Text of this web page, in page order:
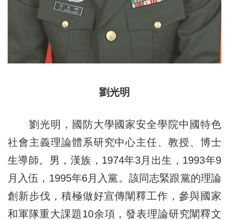
劉光明
劉光明，國防大學國家安全學院中國特色
社會主義理論體系研究中心主任、教授、博士
生導師。男，漢族，1974年3月出生，1993年9
月入伍，1995年6月入黨。該同志緊跟黨的理論
創新步伐，積極做好宣傳闡釋工作，參與國家
和軍隊重大課題10余項，發表理論研究闡釋文